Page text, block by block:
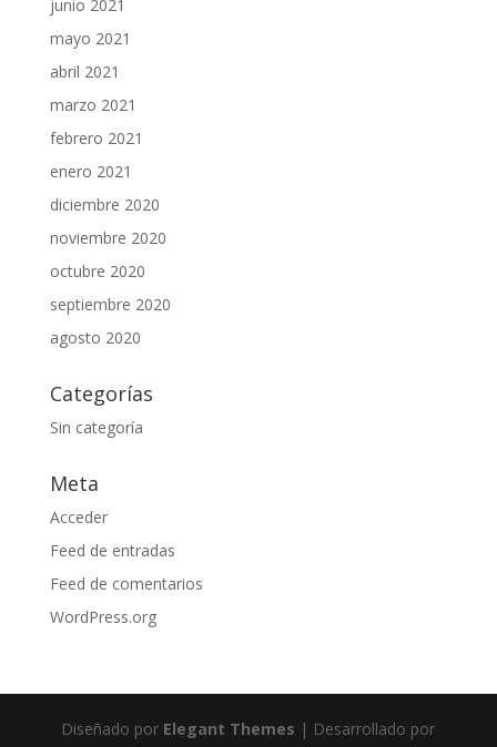
junio 2021
mayo 2021
abril 2021
marzo 2021
febrero 2021
enero 2021
diciembre 2020
noviembre 2020
octubre 2020
septiembre 2020
agosto 2020
Categorías
Sin categoría
Meta
Acceder
Feed de entradas
Feed de comentarios
WordPress.org
Diseñado por Elegant Themes | Desarrollado por